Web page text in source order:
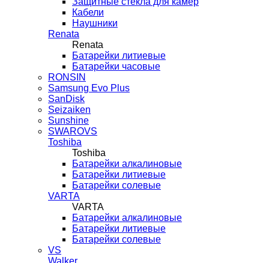
Кабели
Наушники
Renata
Renata
Батарейки литиевые
Батарейки часовые
RONSIN
Samsung Evo Plus
SanDisk
Seizaiken
Sunshine
SWAROVS
Toshiba
Toshiba
Батарейки алкалиновые
Батарейки литиевые
Батарейки солевые
VARTA
VARTA
Батарейки алкалиновые
Батарейки литиевые
Батарейки солевые
VS
Walker